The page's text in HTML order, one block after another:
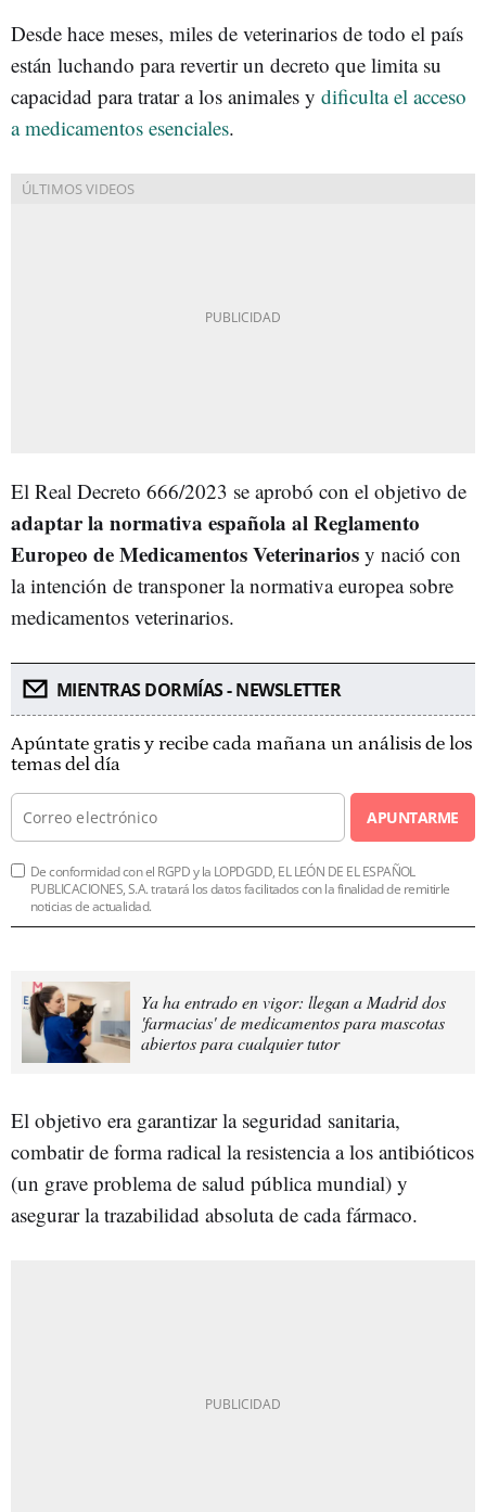
Desde hace meses, miles de veterinarios de todo el país
están luchando para revertir un decreto que limita su
capacidad para tratar a los animales y dificulta el acceso
a medicamentos esenciales.
El Real Decreto 666/2023 se aprobó con el objetivo de
adaptar la normativa española al Reglamento
Europeo de Medicamentos Veterinarios y nació con
la intención de transponer la normativa europea sobre
medicamentos veterinarios.
MIENTRAS DORMÍAS - NEWSLETTER
Apúntate gratis y recibe cada mañana un análisis de los
temas del día
APUNTARME
De conformidad con el RGPD y la LOPDGDD, EL LEÓN DE EL ESPAÑOL
PUBLICACIONES, S.A. tratará los datos facilitados con la finalidad de remitirle
noticias de actualidad.
Ya ha entrado en vigor: llegan a Madrid dos
'farmacias' de medicamentos para mascotas
abiertos para cualquier tutor
El objetivo era garantizar la seguridad sanitaria,
combatir de forma radical la resistencia a los antibióticos
(un grave problema de salud pública mundial) y
asegurar la trazabilidad absoluta de cada fármaco.